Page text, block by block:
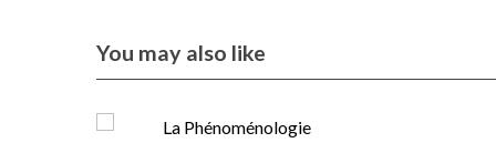
You may also like